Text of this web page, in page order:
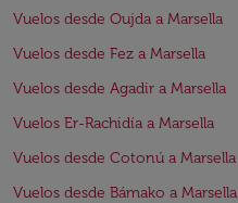
Vuelos desde Oujda a Marsella
Vuelos desde Fez a Marsella
Vuelos desde Agadir a Marsella
Vuelos Er-Rachidía a Marsella
Vuelos desde Cotonú a Marsella
Vuelos desde Bámako a Marsella